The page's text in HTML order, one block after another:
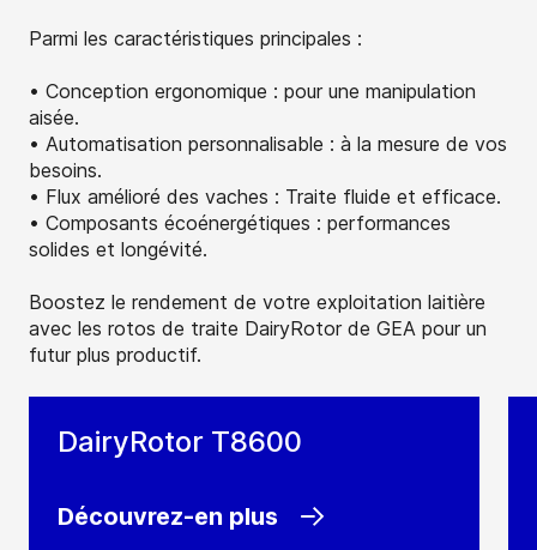
Parmi les caractéristiques principales :
• Conception ergonomique : pour une manipulation
aisée.
• Automatisation personnalisable : à la mesure de vos
besoins.
• Flux amélioré des vaches : Traite fluide et efficace.
• Composants écoénergétiques : performances
solides et longévité.
Boostez le rendement de votre exploitation laitière
avec les rotos de traite DairyRotor de GEA pour un
futur plus productif.
DairyRotor T8600
Découvrez-en plus